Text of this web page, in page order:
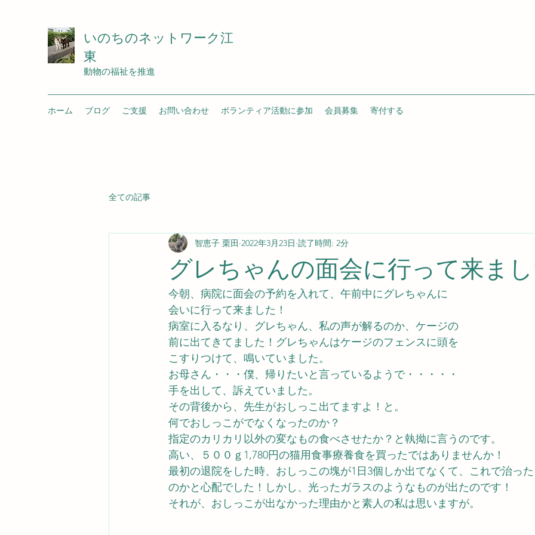
いのちのネットワーク江
東
動物の福祉を推進
ホーム ブログ ご支援 お問い合わせ ボランティア活動に参加 会員募集 寄付する
全ての記事
グレちゃんの面会に行って来ま
智恵子 栗田 2022年3月23日 読了時間: 2分
今朝、病院に面会の予約を入れて、午前中にグレちゃんに
会いに行って来ました！
病室に入るなり、グレちゃん、私の声が解るのか、ケージの
前に出てきてました！グレちゃんはケージのフェンスに頭を
こすりつけて、鳴いていました。
お母さん・・・僕、帰りたいと言っているようで・・・・・
手を出して、訴えていました。
その背後から、先生がおしっこ出てますよ！と。
何でおしっこがでなくなったのか？
指定のカリカリ以外の変なもの食べさせたか？と執拗に言うのです。
高い、５００ｇ1,780円の猫用食事療養食を買ったではありませんか！
最初の退院をした時、おしっこの塊が1日3個しか出てなくて、これで治った
のかと心配でした！しかし、光ったガラスのようなものが出たのです！
それが、おしっこが出なかった理由かと素人の私は思いますが。